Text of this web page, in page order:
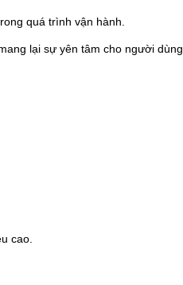
quá trình vận hành.
lại sự yên tâm cho người dùng.
cao.